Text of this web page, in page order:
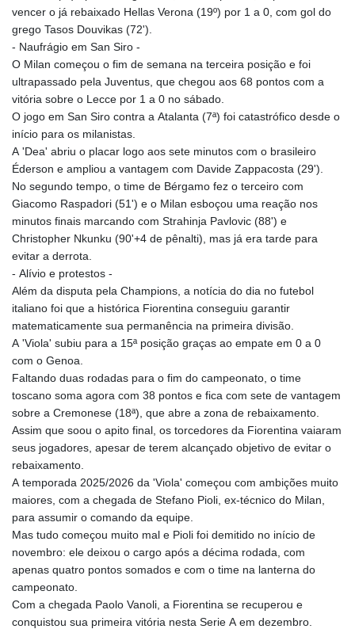
vencer o já rebaixado Hellas Verona (19º) por 1 a 0, com gol do
grego Tasos Douvikas (72').
- Naufrágio em San Siro -
O Milan começou o fim de semana na terceira posição e foi
ultrapassado pela Juventus, que chegou aos 68 pontos com a
vitória sobre o Lecce por 1 a 0 no sábado.
O jogo em San Siro contra a Atalanta (7ª) foi catastrófico desde o
início para os milanistas.
A 'Dea' abriu o placar logo aos sete minutos com o brasileiro
Éderson e ampliou a vantagem com Davide Zappacosta (29').
No segundo tempo, o time de Bérgamo fez o terceiro com
Giacomo Raspadori (51') e o Milan esboçou uma reação nos
minutos finais marcando com Strahinja Pavlovic (88') e
Christopher Nkunku (90'+4 de pênalti), mas já era tarde para
evitar a derrota.
- Alívio e protestos -
Além da disputa pela Champions, a notícia do dia no futebol
italiano foi que a histórica Fiorentina conseguiu garantir
matematicamente sua permanência na primeira divisão.
A 'Viola' subiu para a 15ª posição graças ao empate em 0 a 0
com o Genoa.
Faltando duas rodadas para o fim do campeonato, o time
toscano soma agora com 38 pontos e fica com sete de vantagem
sobre a Cremonese (18ª), que abre a zona de rebaixamento.
Assim que soou o apito final, os torcedores da Fiorentina vaiaram
seus jogadores, apesar de terem alcançado objetivo de evitar o
rebaixamento.
A temporada 2025/2026 da 'Viola' começou com ambições muito
maiores, com a chegada de Stefano Pioli, ex-técnico do Milan,
para assumir o comando da equipe.
Mas tudo começou muito mal e Pioli foi demitido no início de
novembro: ele deixou o cargo após a décima rodada, com
apenas quatro pontos somados e com o time na lanterna do
campeonato.
Com a chegada Paolo Vanoli, a Fiorentina se recuperou e
conquistou sua primeira vitória nesta Serie A em dezembro.